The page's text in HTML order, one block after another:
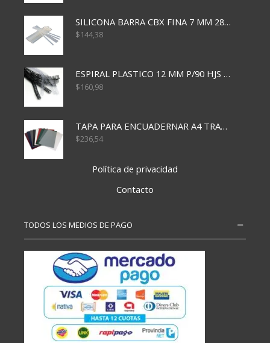
SILICONA BARRA CBX FINA 7 MM 28 CM
$144,38
ESPIRAL PLASTICO 12 MM P/90 HJS X50X1500
$160,98
TAPA PARA ENCUADERNAR A4 TRANSP x50x500
$236,54
Política de privacidad
Contacto
TODOS LOS MEDIOS DE PAGO